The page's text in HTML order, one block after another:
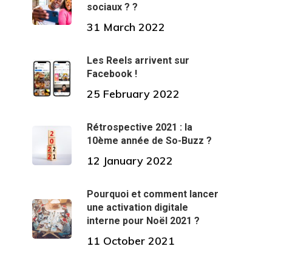
sociaux ? ?
31 March 2022
Les Reels arrivent sur
Facebook !
25 February 2022
Rétrospective 2021 : la
10ème année de So-Buzz ?
12 January 2022
Pourquoi et comment lancer
une activation digitale
interne pour Noël 2021 ?
11 October 2021